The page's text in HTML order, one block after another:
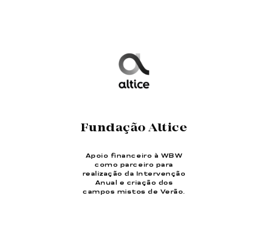
Fundação Altice
Apoio financeiro à WBW
como parceiro para
realização da Intervenção
Anual e criação dos
campos mistos de Verão.